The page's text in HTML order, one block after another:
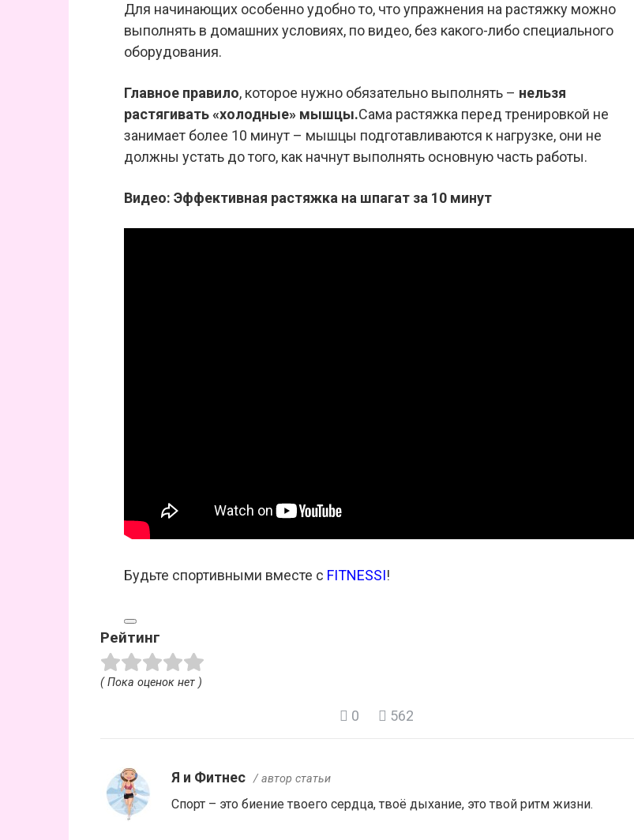
Для начинающих особенно удобно то, что упражнения на растяжку можно
выполнять в домашних условиях, по видео, без какого-либо специального
оборудования.
Главное правило, которое нужно обязательно выполнять – нельзя
растягивать «холодные» мышцы.Сама растяжка перед тренировкой не
занимает более 10 минут – мышцы подготавливаются к нагрузке, они не
должны устать до того, как начнут выполнять основную часть работы.
Видео: Эффективная растяжка на шпагат за 10 минут
Будьте спортивными вместе с FITNESSI!
Рейтинг
( Пока оценок нет )
0 562
Я и Фитнес / автор статьи
Спорт – это биение твоего сердца, твоё дыхание, это твой ритм жизни.